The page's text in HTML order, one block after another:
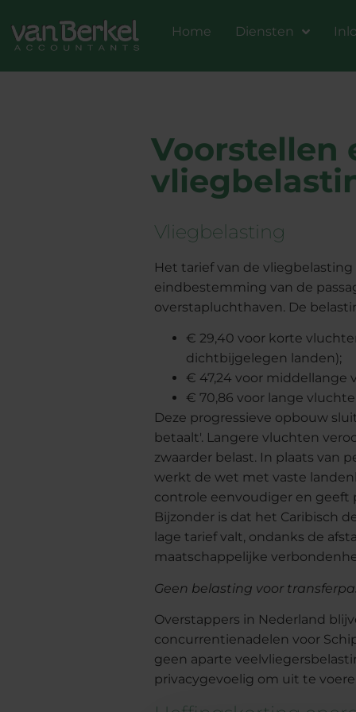
Home Diensten
Voorstellen
Vliegbelasting
Het tarief van de
eindbestemming van de
overstapluchthaven. De
€ 29,40 voor korte
dichtbijgelegen landen);
€ 47,24 voor middellange
€ 70,86 voor lange
Deze progressieve opbouw
betaalt'. Langere vluchten
zwaarder belast. In plaats van
werkt de wet met vaste
controle eenvoudiger en geeft
Bijzonder is dat het Caribisch
lage tarief valt, ondanks de
maatschappelijke
Geen belasting voor
Overstappers in Nederland
concurrentienadelen voor
geen aparte
privacygevoelig om uit te